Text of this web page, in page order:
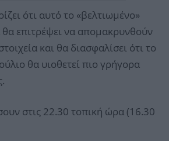
ότι αυτό το «βελτιωμένο»
επιτρέψει να απομακρυνθούν
και θα διασφαλίσει ότι το
θα υιοθετεί πιο γρήγορα
στις 22.30 τοπική ώρα (16.30